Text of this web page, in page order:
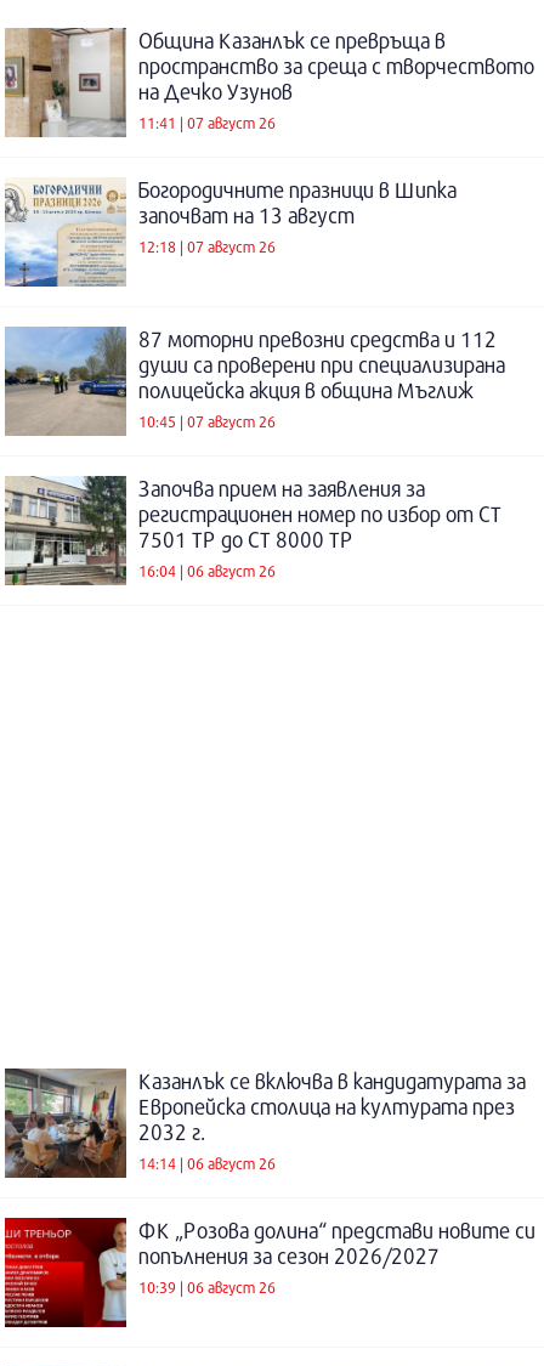
Община Казанлък се превръща в
пространство за среща с творчеството
на Дечко Узунов
11:41 | 07 август 26
Богородичните празници в Шипка
започват на 13 август
12:18 | 07 август 26
87 моторни превозни средства и 112
души са проверени при специализирана
полицейска акция в община Мъглиж
10:45 | 07 август 26
Започва прием на заявления за
регистрационен номер по избор от СТ
7501 ТР до СТ 8000 ТР
16:04 | 06 август 26
Казанлък се включва в кандидатурата за
Европейска столица на културата през
2032 г.
14:14 | 06 август 26
ФК „Розова долина“ представи новите си
попълнения за сезон 2026/2027
10:39 | 06 август 26